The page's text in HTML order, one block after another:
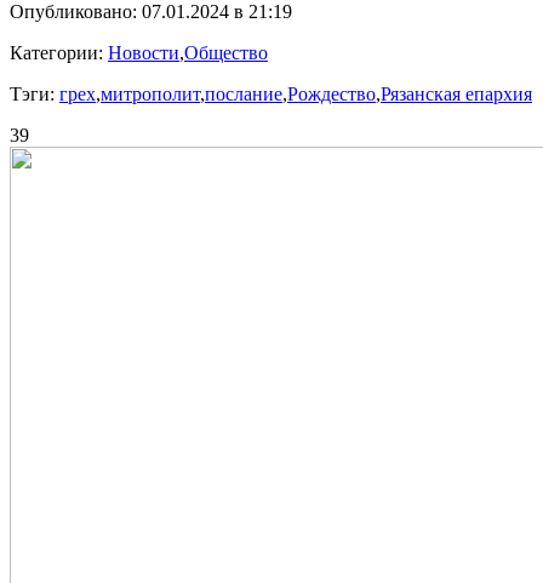
Опубликовано: 07.01.2024 в 21:19
Категории: Новости,Общество
Тэги: грех,митрополит,послание,Рождество,Рязанская епархия
39